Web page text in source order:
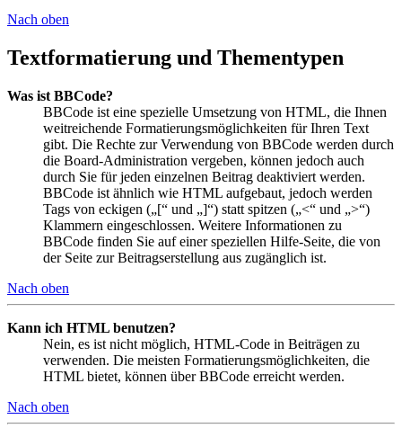
Nach oben
Textformatierung und Thementypen
Was ist BBCode?
BBCode ist eine spezielle Umsetzung von HTML, die Ihnen
weitreichende Formatierungsmöglichkeiten für Ihren Text
gibt. Die Rechte zur Verwendung von BBCode werden durch
die Board-Administration vergeben, können jedoch auch
durch Sie für jeden einzelnen Beitrag deaktiviert werden.
BBCode ist ähnlich wie HTML aufgebaut, jedoch werden
Tags von eckigen („[“ und „]“) statt spitzen („<“ und „>“)
Klammern eingeschlossen. Weitere Informationen zu
BBCode finden Sie auf einer speziellen Hilfe-Seite, die von
der Seite zur Beitragserstellung aus zugänglich ist.
Nach oben
Kann ich HTML benutzen?
Nein, es ist nicht möglich, HTML-Code in Beiträgen zu
verwenden. Die meisten Formatierungsmöglichkeiten, die
HTML bietet, können über BBCode erreicht werden.
Nach oben